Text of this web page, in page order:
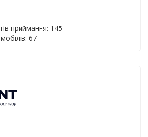
приймання: 145
67